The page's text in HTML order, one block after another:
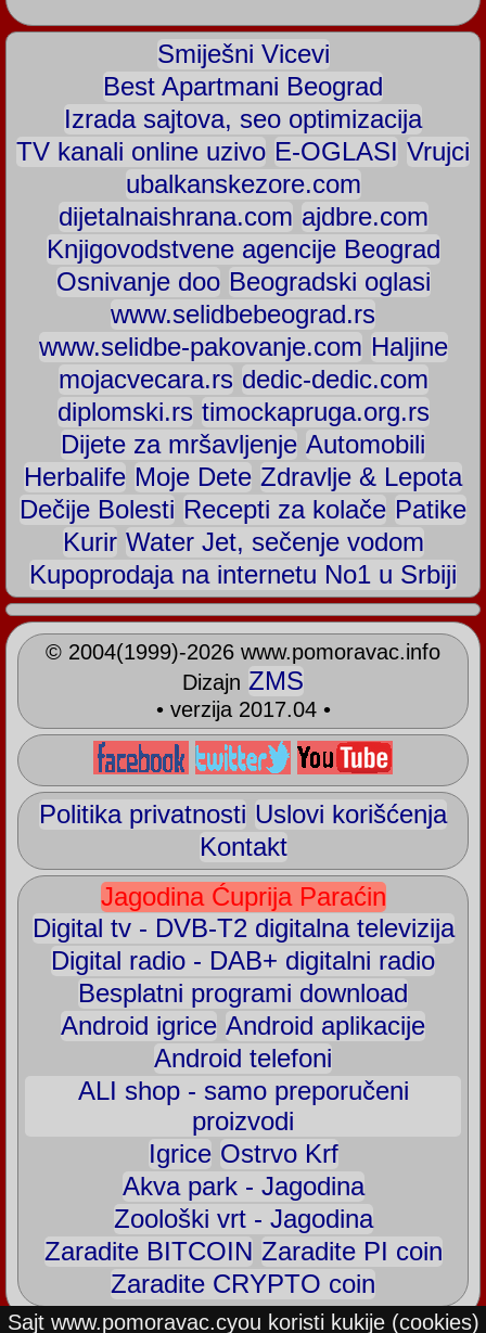
Sajt www.pomoravac.cyou koristi kukije (cookies)
Smiješni Vicevi
Best Apartmani Beograd
Izrada sajtova, seo optimizacija
TV kanali online uzivo E-OGLASI Vrujci
ubalkanskezore.com
dijetalnaishrana.com ajdbre.com
Knjigovodstvene agencije Beograd
Osnivanje doo Beogradski oglasi
www.selidbebeograd.rs
www.selidbe-pakovanje.com Haljine
mojacvecara.rs dedic-dedic.com
diplomski.rs timockapruga.org.rs
Dijete za mršavljenje Automobili
Herbalife Moje Dete Zdravlje & Lepota
Dečije Bolesti Recepti za kolače Patike
Kurir Water Jet, sečenje vodom
Kupoprodaja na internetu No1 u Srbiji
© 2004(1999)-2026 www.pomoravac.info
Dizajn ZMS
• verzija 2017.04 •
Politika privatnosti Uslovi korišćenja
Kontakt
Jagodina Ćuprija Paraćin
Digital tv - DVB-T2 digitalna televizija
Digital radio - DAB+ digitalni radio
Besplatni programi download
Android igrice Android aplikacije
Android telefoni
ALI shop - samo preporučeni
proizvodi
Igrice Ostrvo Krf
Akva park - Jagodina
Zoološki vrt - Jagodina
Zaradite BITCOIN Zaradite PI coin
Zaradite CRYPTO coin